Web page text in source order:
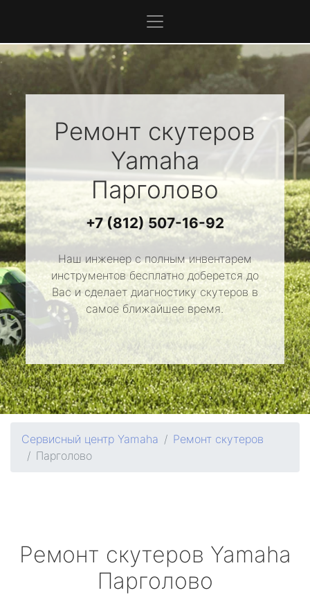
Ремонт скутеров
Yamaha
Парголово
+7 (812) 507-16-92
Наш инженер с полным инвентарем
инструментов бесплатно доберется до
Вас и сделает диагностику скутеров в
самое ближайшее время.
Сервисный центр Yamaha
Ремонт скутеров
Парголово
Ремонт скутеров Yamaha
Парголово